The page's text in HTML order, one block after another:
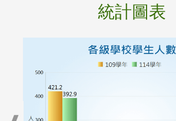
統計圖表